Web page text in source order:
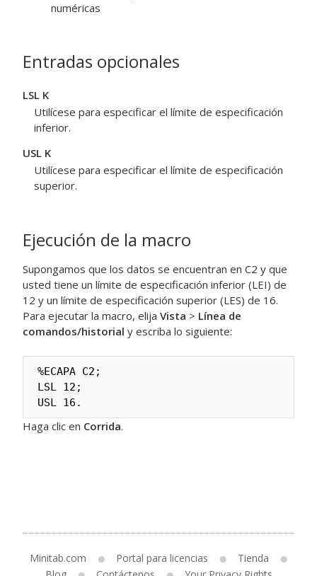
numéricas
Entradas opcionales
LSL K
Utilícese para especificar el límite de especificación
inferior.
USL K
Utilícese para especificar el límite de especificación
superior.
Ejecución de la macro
Supongamos que los datos se encuentran en C2 y que
usted tiene un límite de especificación inferior (LEI) de
12 y un límite de especificación superior (LES) de 16.
Para ejecutar la macro, elija Vista > Línea de
comandos/historial y escriba lo siguiente:
%ECAPA C2;
LSL 12;
USL 16.
Haga clic en Corrida.
Minitab.com Portal para licencias
Tienda